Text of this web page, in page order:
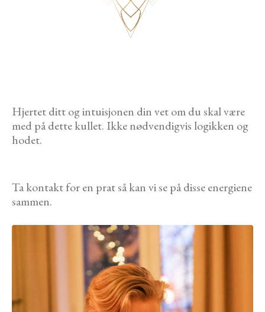
Hjertet ditt og intuisjonen din vet om du skal være
med på dette kullet. Ikke nødvendigvis logikken og
hodet.
Ta kontakt for en prat så kan vi se på disse energiene
sammen.